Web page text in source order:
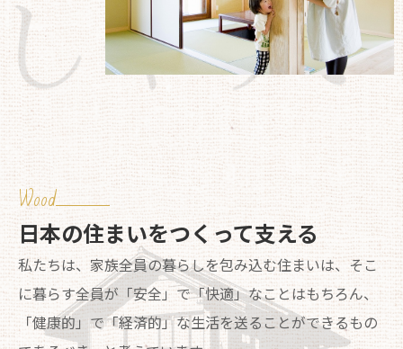
Wood
日本の住まいをつくって支える
私たちは、家族全員の暮らしを包み込む住まいは、そこ
に暮らす全員が「安全」で「快適」なことはもちろん、
「健康的」で「経済的」な生活を送ることができるもの